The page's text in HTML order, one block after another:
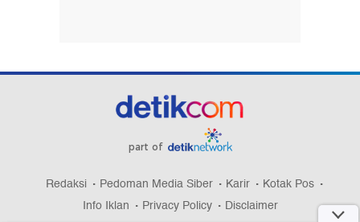
part of
Redaksi Pedoman Media Siber Karir
Kotak Pos
Info Iklan
Privacy Policy Disclaimer